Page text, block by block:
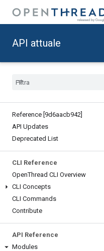
API attuale
Reference [9d6aacb942]
API Updates
Deprecated List
CLI Reference
OpenThread CLI Overview
CLI Concepts
CLI Commands
Contribute
API Reference
Modules